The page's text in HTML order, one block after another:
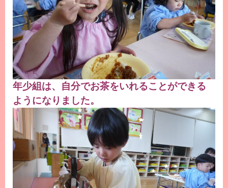
年少組は、自分でお茶をいれることができる
ようになりました。